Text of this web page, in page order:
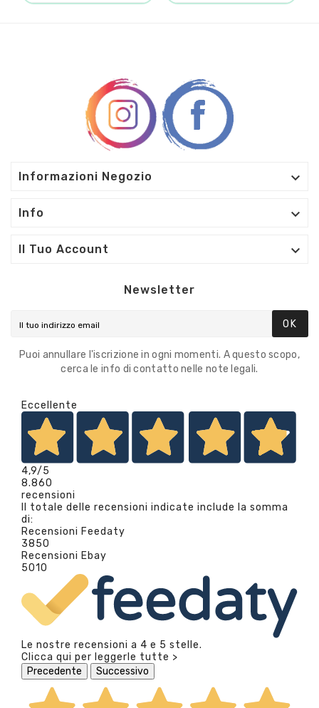
Informazioni Negozio 
Info 
Il Tuo Account 
Newsletter
OK
Puoi annullare l'iscrizione in ogni momenti. A questo scopo,
cerca le info di contatto nelle note legali.
Eccellente
4,9/5
8.860
recensioni
Il totale delle recensioni indicate include la somma
di:
Recensioni Feedaty
3850
Recensioni Ebay
5010
Le nostre recensioni a 4 e 5 stelle.
Clicca qui per leggerle tutte >
Precedente
Successivo